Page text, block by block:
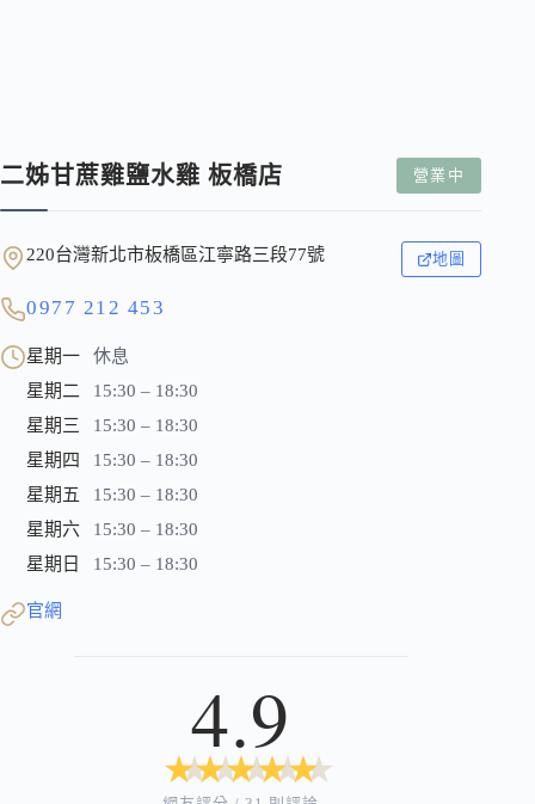
二姊甘蔗雞鹽水雞 板橋店 營業中
220台灣新北市板橋區江寧路三段77號 地圖
0977 212 453
星期一
休息
星期二
15:30 – 18:30
星期三
15:30 – 18:30
星期四
15:30 – 18:30
星期五
15:30 – 18:30
星期六
15:30 – 18:30
星期日
15:30 – 18:30
官網
4.9
★
★ ★
★ ★
★ ★
★ ★
★